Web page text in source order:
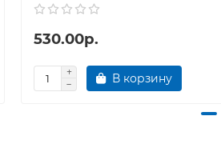
530.00р.
В корзину